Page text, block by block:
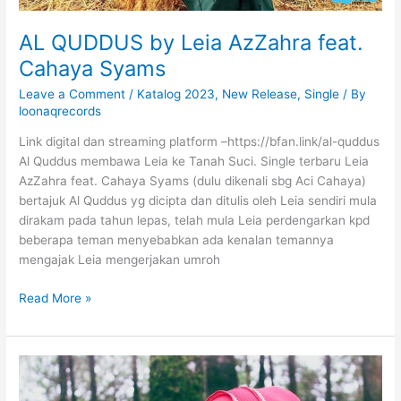
Q
r
i
h
AL QUDDUS by Leia AzZahra feat.
Cahaya Syams
Leave a Comment / Katalog 2023, New Release, Single / By
loonaqrecords
Link digital dan streaming platform –https://bfan.link/al-quddus
Al Quddus membawa Leia ke Tanah Suci. Single terbaru Leia
AzZahra feat. Cahaya Syams (dulu dikenali sbg Aci Cahaya)
bertajuk Al Quddus yg dicipta dan ditulis oleh Leia sendiri mula
dirakam pada tahun lepas, telah mula Leia perdengarkan kpd
beberapa teman menyebabkan ada kenalan temannya
mengajak Leia mengerjakan umroh
A
Q
U
D
Read More »